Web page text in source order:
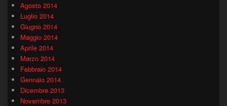
Agosto 2014
Luglio 2014
Giugno 2014
Maggio 2014
Aprile 2014
Marzo 2014
Febbraio 2014
Gennaio 2014
Dicembre 2013
Novembre 2013